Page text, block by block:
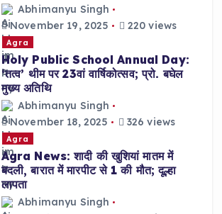
Abhimanyu Singh
November 19, 2025
220 views
Agra
Holy Public School Annual Day:
‘तत्व’ थीम पर 23वां वार्षिकोत्सव; प्रो. बघेल
मुख्य अतिथि
Abhimanyu Singh
November 18, 2025
326 views
Agra
Agra News: शादी की खुशियां मातम में
बदली, बारात में मारपीट से 1 की मौत; दूल्हा
लापता
Abhimanyu Singh